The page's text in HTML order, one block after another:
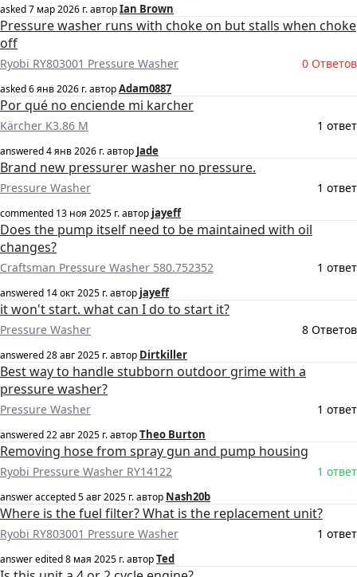
asked7 мар 2026 г.авторIan Brown
Pressure washer runs with choke on but stalls when choke
off
Ryobi RY803001 Pressure Washer 0 Ответов
asked6 янв 2026 г.авторAdam0887
Por qué no enciende mi karcher
Kärcher K3.86 M 1 ответ
answered4 янв 2026 г.автор Jade
Brand new pressurer washer no pressure.
Pressure Washer 1 ответ
commented 13 ноя 2025 г.автор jayeff
Does the pump itself need to be maintained with oil
changes?
Craftsman Pressure Washer 580.752352 1 ответ
answered 14 окт 2025 г.автор jayeff
it won't start. what can I do to start it?
Pressure Washer 8 Ответов
answered28 авг 2025 г.автор Dirtkiller
Best way to handle stubborn outdoor grime with a
pressure washer?
Pressure Washer 1 ответ
answered22 авг 2025 г.авторTheo Burton
Removing hose from spray gun and pump housing
Ryobi Pressure Washer RY14122 1 ответ
answer accepted5 авг 2025 г.автор Nash20b
Where is the fuel filter? What is the replacement unit?
Ryobi RY803001 Pressure Washer 1 ответ
answer edited8 мая 2025 г.авторTed